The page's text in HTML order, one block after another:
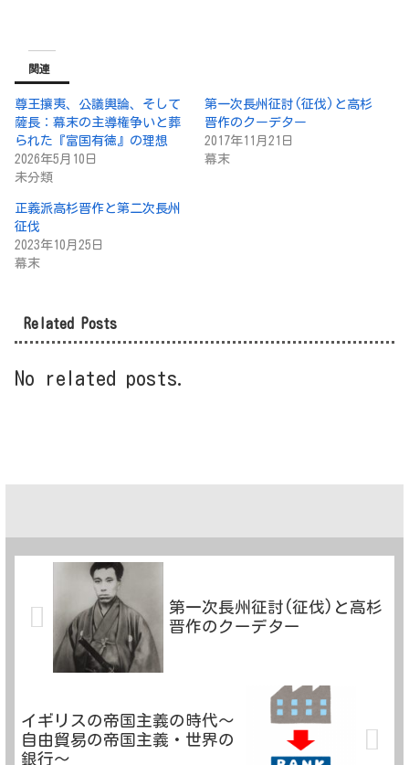
関連
尊王攘夷、公議輿論、そして
薩長：幕末の主導権争いと葬
られた『富国有徳』の理想
2026年5月10日
未分類
第一次長州征討(征伐)と高杉
晋作のクーデター
2017年11月21日
幕末
正義派高杉晋作と第二次長州
征伐
2023年10月25日
幕末
Related Posts
No related posts.
第一次長州征討(征伐)と高杉
晋作のクーデター
イギリスの帝国主義の時代～
自由貿易の帝国主義・世界の
銀行～